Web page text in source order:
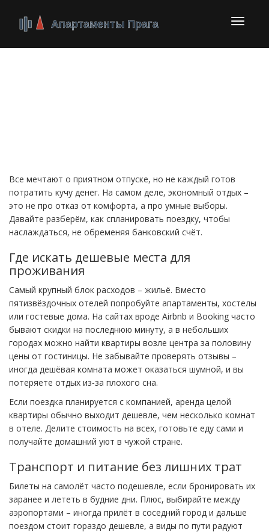
Все мечтают о приятном отпуске, но не каждый готов
потратить кучу денег. На самом деле, экономный отдых –
это не про отказ от комфорта, а про умные выборы.
Давайте разберём, как спланировать поездку, чтобы
наслаждаться, не обременяя банковский счёт.
Где искать дешевые места для
проживания
Самый крупный блок расходов – жильё. Вместо
пятизвёздочных отелей попробуйте апартаменты, хостелы
или гостевые дома. На сайтах вроде Airbnb и Booking часто
бывают скидки на последнюю минуту, а в небольших
городах можно найти квартиры возле центра за половину
цены от гостиницы. Не забывайте проверять отзывы –
иногда дешёвая комната может оказаться шумной, и вы
потеряете отдых из‑за плохого сна.
Если поездка планируется с компанией, аренда целой
квартиры обычно выходит дешевле, чем несколько комнат
в отеле. Делите стоимость на всех, готовьте еду сами и
получайте домашний уют в чужой стране.
Транспорт и питание без лишних трат
Билеты на самолёт часто подешевле, если бронировать их
заранее и лететь в будние дни. Плюс, выбирайте между
аэропортами – иногда прилёт в соседний город и дальше
поездом стоит гораздо дешевле, а виды по пути радуют